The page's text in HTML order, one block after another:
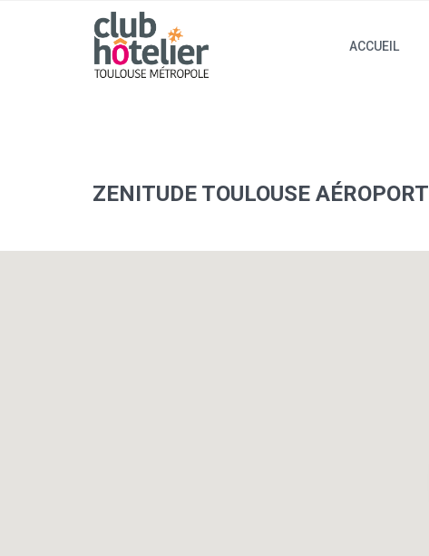
ACCUEIL
ZENITUDE TOULOUSE AÉROPORT